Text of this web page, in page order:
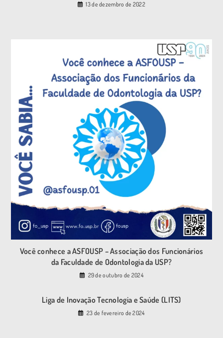
13 de dezembro de 2022
Você conhece a ASFOUSP – Associação dos Funcionários
da Faculdade de Odontologia da USP?
29 de outubro de 2024
Liga de Inovação Tecnologia e Saúde (LITS)
23 de fevereiro de 2024